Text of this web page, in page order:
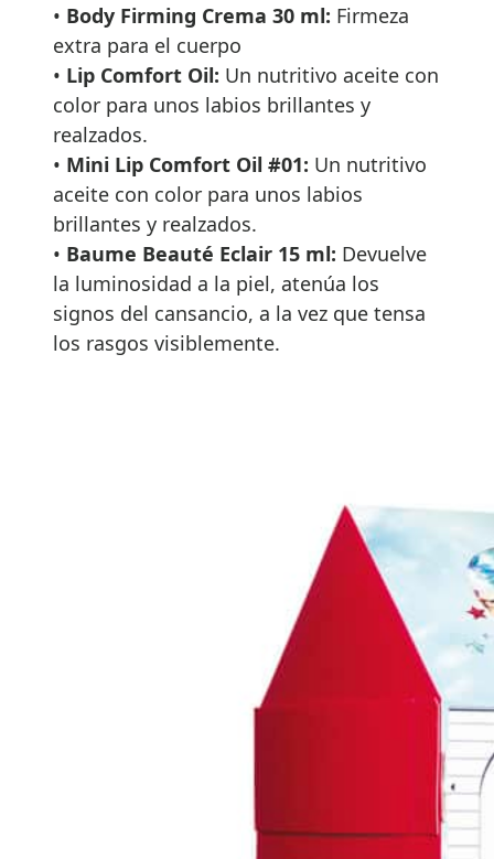
• Body Firming Crema 30 ml: Firmeza
extra para el cuerpo
• Lip Comfort Oil: Un nutritivo aceite con
color para unos labios brillantes y
realzados.
• Mini Lip Comfort Oil #01: Un nutritivo
aceite con color para unos labios
brillantes y realzados.
• Baume Beauté Eclair 15 ml: Devuelve
la luminosidad a la piel, atenúa los
signos del cansancio, a la vez que tensa
los rasgos visiblemente.